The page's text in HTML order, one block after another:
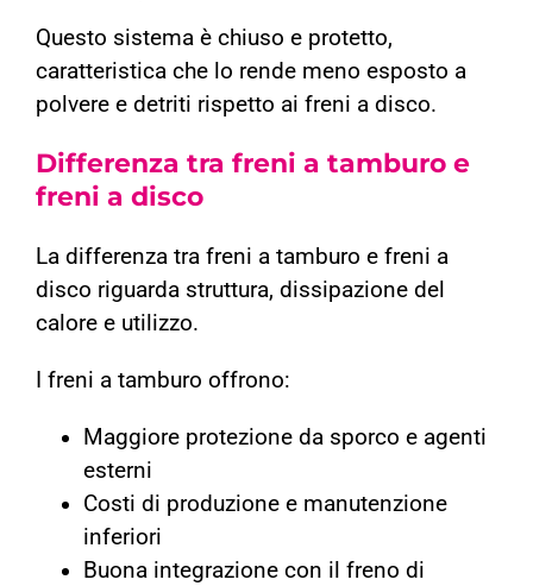
Questo sistema è chiuso e protetto,
caratteristica che lo rende meno esposto a
polvere e detriti rispetto ai freni a disco.
Differenza tra freni a tamburo e
freni a disco
La differenza tra freni a tamburo e freni a
disco riguarda struttura, dissipazione del
calore e utilizzo.
I freni a tamburo offrono:
Maggiore protezione da sporco e agenti
esterni
Costi di produzione e manutenzione
inferiori
Buona integrazione con il freno di